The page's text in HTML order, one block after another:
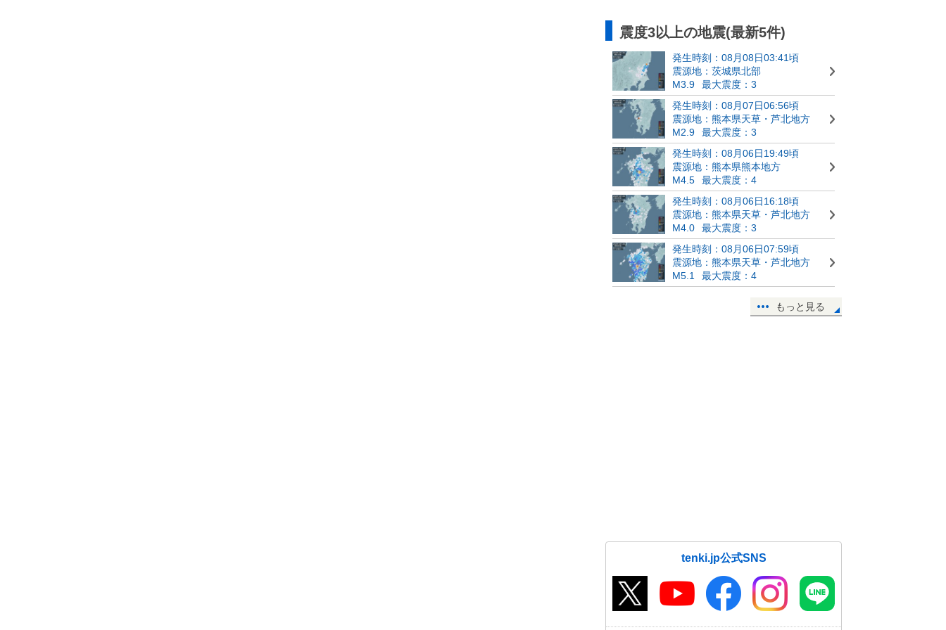
震度3以上の地震(最新5件)
発生時刻：08月08日03:41頃
震源地：茨城県北部
M3.9
最大震度：3
発生時刻：08月07日06:56頃
震源地：熊本県天草・芦北地方
M2.9
最大震度：3
発生時刻：08月06日19:49頃
震源地：熊本県熊本地方
M4.5
最大震度：4
発生時刻：08月06日16:18頃
震源地：熊本県天草・芦北地方
M4.0
最大震度：3
発生時刻：08月06日07:59頃
震源地：熊本県天草・芦北地方
M5.1
最大震度：4
もっと見る
tenki.jp公式SNS